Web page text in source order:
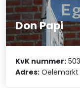
Don Papi
KvK nummer:
Adres: Oelemarkt